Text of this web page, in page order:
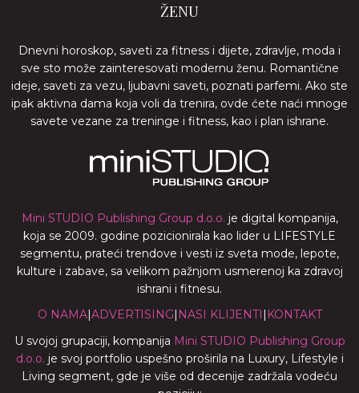
ŽENU
Dnevni horoskop, saveti za fitness i dijete, zdravlje, moda i
sve sto može zainteresovati modernu ženu. Romantične
ideje, saveti za vezu, ljubavni saveti, poznati parfemi. Ako ste
ipak aktivna dama koja voli da trenira, ovde ćete naći mnoge
savete vezane za treninge i fitness, kao i plan ishrane.
Mini STUDIO Publishing Group d.o.o. je digital kompanija,
koja se 2009. godine pozicionirala kao lider u LIFESTYLE
segmentu, prateći trendove i vesti iz sveta mode, lepote,
kulture i zabave, sa velikom pažnjom usmerenoj ka zdravoj
ishrani i fitnesu.
O NAMA|ADVERTISING| NASI KLIJENTI | KONTAKT
U svojoj grupaciji, kompanija Mini STUDIO Publishing Group
d.o.o. je svoj portfolio uspešno proširila na Luxury, Lifestyle i
Living segment, gde je više od decenije zadržala vodeću